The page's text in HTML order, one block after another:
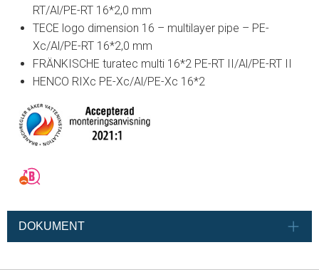
RT/Al/PE-RT 16*2,0 mm
TECE logo dimension 16 – multilayer pipe – PE-
Xc/Al/PE-RT 16*2,0 mm
FRÄNKISCHE turatec multi 16*2 PE-RT II/Al/PE-RT II
HENCO RIXc PE-Xc/Al/PE-Xc 16*2
DOKUMENT